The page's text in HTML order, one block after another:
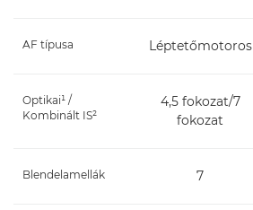
AF típusa Léptetőmotoros
Optikai¹ /
Kombinált IS²
4,5 fokozat/7
fokozat
Blendelamellák 7